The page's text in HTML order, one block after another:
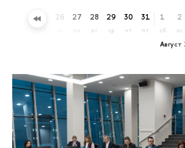
25 26 27 28
вт
29
ср
30
чт
31
пт
Август
1
сб
2
вс